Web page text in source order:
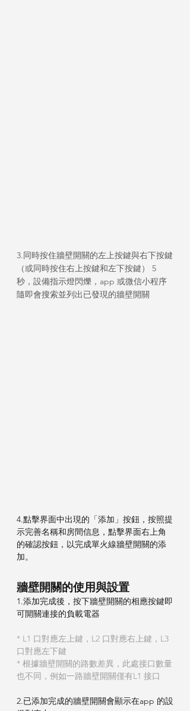
3.同時按住牆壁開關的左上按鍵與右下按鍵
（或同時按住右上按鍵和左下按鍵） 5
秒，設備指示燈閃爍，app 或微信小程序
隨即會搜索並列出已發現的牆壁開關
4.點擊界面中出現的「添加」按鈕，按照提
示完善名稱和房間信息，點擊界面右上角
的確認按鈕，以完成單火線牆壁開關的添
加。
牆壁開關的使用與設置
1.添加完成後，按下牆壁開關的相應按鍵即
可開關連接的負載電器
* L1 口對應左上鍵，L2 口對應右上鍵，L3
口對應左下鍵
* 根據牆壁開關的路數差異，此處接口數量
也不同，例如一路牆壁開關僅有L1 接口
2.已添加完成的牆壁開關會顯示在app 的設